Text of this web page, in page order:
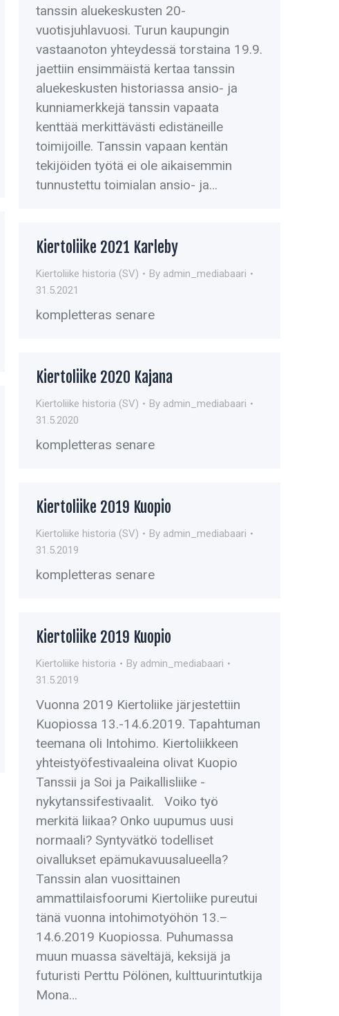
tanssin aluekeskusten 20-
vuotisjuhlavuosi. Turun kaupungin
vastaanoton yhteydessä torstaina 19.9.
jaettiin ensimmäistä kertaa tanssin
aluekeskusten historiassa ansio- ja
kunniamerkkejä tanssin vapaata
kenttää merkittävästi edistäneille
toimijoille. Tanssin vapaan kentän
tekijöiden työtä ei ole aikaisemmin
tunnustettu toimialan ansio- ja…
Kiertoliike 2021 Karleby
Kiertoliike historia (SV) By admin_mediabaari
31.5.2021
kompletteras senare
Kiertoliike 2020 Kajana
Kiertoliike historia (SV) By admin_mediabaari
31.5.2020
kompletteras senare
Kiertoliike 2019 Kuopio
Kiertoliike historia (SV) By admin_mediabaari
31.5.2019
kompletteras senare
Kiertoliike 2019 Kuopio
Kiertoliike historia By admin_mediabaari
31.5.2019
Vuonna 2019 Kiertoliike järjestettiin
Kuopiossa 13.-14.6.2019. Tapahtuman
teemana oli Intohimo. Kiertoliikkeen
yhteistyöfestivaaleina olivat Kuopio
Tanssii ja Soi ja Paikallisliike -
nykytanssifestivaalit. Voiko työ
merkitä liikaa? Onko uupumus uusi
normaali? Syntyvätkö todelliset
oivallukset epämukavuusalueella?
Tanssin alan vuosittainen
ammattilaisfoorumi Kiertoliike pureutui
tänä vuonna intohimotyöhön 13.–
14.6.2019 Kuopiossa. Puhumassa
muun muassa säveltäjä, keksijä ja
futuristi Perttu Pölönen, kulttuurintutkija
Mona…